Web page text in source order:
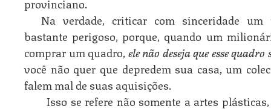
Na verdade, criticar com sinceridade
bastante perigoso, porque, quando um
comprar um quadro, ele não deseja que esse
você não quer que depredem sua casa, um
falem mal de suas aquisições.
Isso se refere não somente a artes